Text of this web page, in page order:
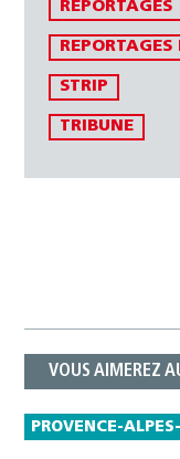
REPORTAGES
REPORTAGES
STRIP
TRIBUNE
VOUS AIMEREZ
PROVENCE-